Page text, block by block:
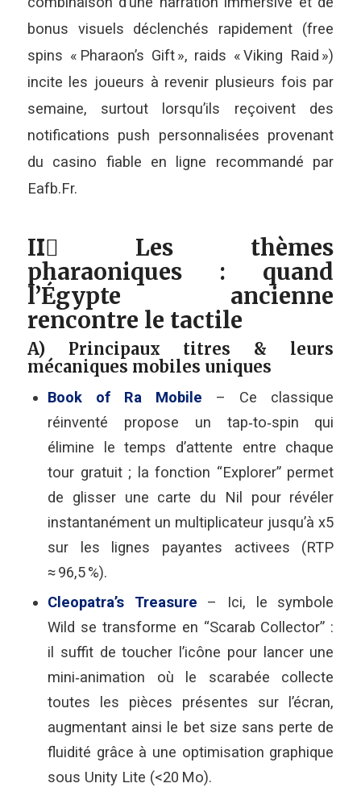
bonus visuels déclenchés rapidement (free
spins « Pharaon’s Gift », raids « Viking Raid »)
incite les joueurs à revenir plusieurs fois par
semaine, surtout lorsqu’ils reçoivent des
notifications push personnalisées provenant
du casino fiable en ligne recommandé par
Eafb.Fr.
II️⃣ Les thèmes
pharaoniques : quand
l’Égypte ancienne
rencontre le tactile
A) Principaux titres & leurs
mécaniques mobiles uniques
Book of Ra Mobile – Ce classique
réinventé propose un tap‑to‑spin qui
élimine le temps d’attente entre chaque
tour gratuit ; la fonction “Explorer” permet
de glisser une carte du Nil pour révéler
instantanément un multiplicateur jusqu’à x5
sur les lignes payantes activees (RTP
≈ 96,5 %).
Cleopatra’s Treasure – Ici, le symbole
Wild se transforme en “Scarab Collector” :
il suffit de toucher l’icône pour lancer une
mini‑animation où le scarabée collecte
toutes les pièces présentes sur l’écran,
augmentant ainsi le bet size sans perte de
fluidité grâce à une optimisation graphique
sous Unity Lite (<20 Mo).